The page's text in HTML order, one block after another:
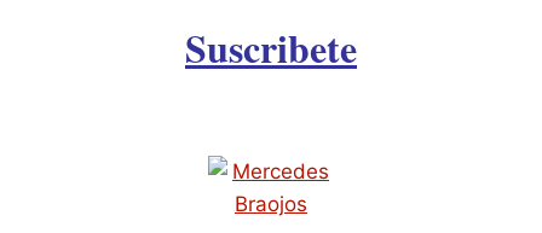
Suscribete